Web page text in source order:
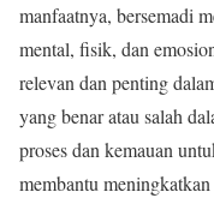
manfaatnya, bersemadi
mental, fisik, dan
relevan dan penting
yang benar atau salah
proses dan kemauan
membantu